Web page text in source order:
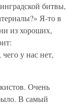
битвы,
Я-то в
из хороших,
у нас нет,
Очень
В самый